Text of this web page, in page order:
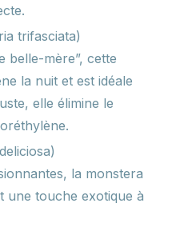
trifasciata)
belle-mère”, cette
la nuit et est idéale
elle élimine le
la monstera
une touche exotique à